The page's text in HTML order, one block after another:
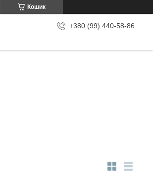
Кошик
+380 (99) 440-58-86